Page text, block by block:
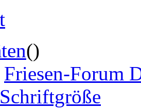
()
Friesen-Forum